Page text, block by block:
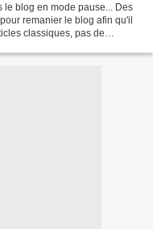
le blog en mode pause... Des
remanier le blog afin qu'il
classiques, pas de